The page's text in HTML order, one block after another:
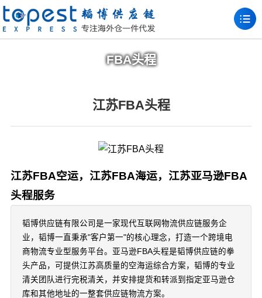
FBA头程
江苏FBA头程
江苏FBA空运，江苏FBA海运，江苏亚马逊FBA
头程服务
韬博供应链有限公司是一家现代互联网物流供应链服务企
业，韬博一直秉承"客户第一"的核心理念，打造一个跨境电
商物流专业型服务平台。亚马逊FBA头程是韬博供应链的拳
头产品，可提供江苏高质量的空海运综合方案，韬博的专业
清关团队进行完税清关，并安排提货和转派到指定亚马逊仓
库和其他地址的一整套供应链物流方案。